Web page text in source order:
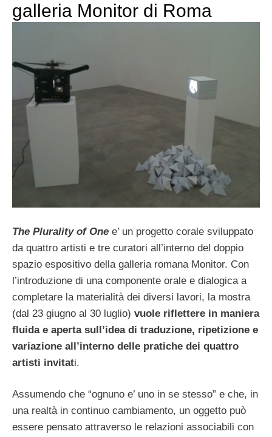
galleria Monitor di Roma
The Plurality of One e’ un progetto corale sviluppato
da quattro artisti e tre curatori all’interno del doppio
spazio espositivo della galleria romana Monitor. Con
l’introduzione di una componente orale e dialogica a
completare la materialità dei diversi lavori, la mostra
(dal 23 giugno al 30 luglio) vuole riflettere in maniera
fluida e aperta sull’idea di traduzione, ripetizione e
variazione all’interno delle pratiche dei quattro
artisti invitati.
Assumendo che “ognuno e’ uno in se stesso” e che, in
una realtà in continuo cambiamento, un oggetto può
essere pensato attraverso le relazioni associabili con